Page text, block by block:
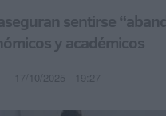
sentirse
y académicos
17/10/2025 - 19:27